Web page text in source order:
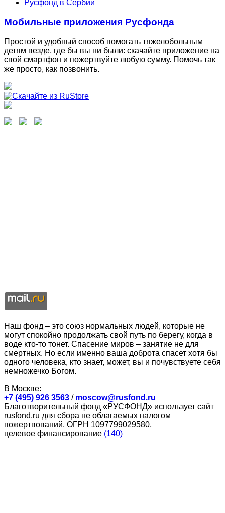
Русфонд в Сербии
Мобильные приложения Русфонда
Простой и удобный способ помогать тяжелобольным
детям везде, где бы вы ни были: скачайте приложение на
свой смартфон и пожертвуйте любую сумму. Помочь так
же просто, как позвонить.
Наш фонд – это союз нормальных людей, которые не
могут спокойно продолжать свой путь по берегу, когда в
воде кто-то тонет. Спасение миров – занятие не для
смертных. Но если именно ваша доброта спасет хотя бы
одного человека, кто знает, может, вы и почувствуете себя
немножечко Богом.
В Москве:
+7 (495) 926 3563 / moscow@rusfond.ru
Благотворительный фонд «РУСФОНД» использует сайт
rusfond.ru для сбора не облагаемых налогом
пожертвований, ОГРН 1097799029580,
целевое финансирование (140)